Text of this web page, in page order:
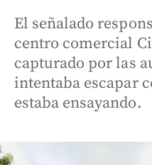
El señalado
centro comercial
capturado por las
intentaba escapar
estaba ensayando.